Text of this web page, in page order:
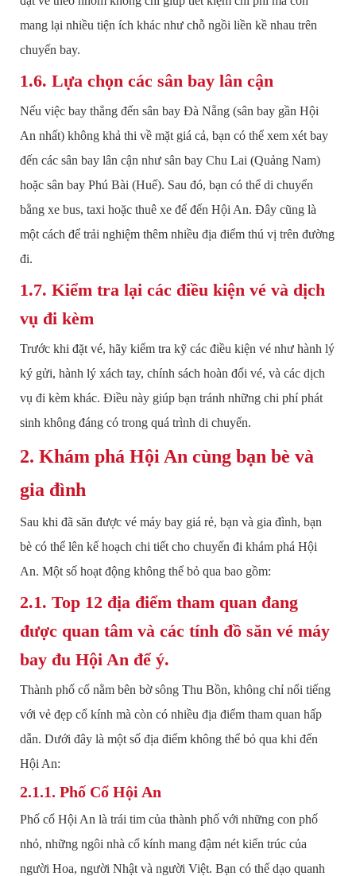
mang lại nhiều tiện ích khác như chỗ ngồi liền kề nhau trên
chuyến bay.
1.6. Lựa chọn các sân bay lân cận
Nếu việc bay thẳng đến sân bay Đà Nẵng (sân bay gần Hội
An nhất) không khả thi về mặt giá cả, bạn có thể xem xét bay
đến các sân bay lân cận như sân bay Chu Lai (Quảng Nam)
hoặc sân bay Phú Bài (Huế). Sau đó, bạn có thể di chuyển
bằng xe bus, taxi hoặc thuê xe để đến Hội An. Đây cũng là
một cách để trải nghiệm thêm nhiều địa điểm thú vị trên đường
đi.
1.7. Kiểm tra lại các điều kiện vé và dịch
vụ đi kèm
Trước khi đặt vé, hãy kiểm tra kỹ các điều kiện vé như hành lý
ký gửi, hành lý xách tay, chính sách hoàn đổi vé, và các dịch
vụ đi kèm khác. Điều này giúp bạn tránh những chi phí phát
sinh không đáng có trong quá trình di chuyển.
2. Khám phá Hội An cùng bạn bè và
gia đình
Sau khi đã săn được vé máy bay giá rẻ, bạn và gia đình, bạn
bè có thể lên kế hoạch chi tiết cho chuyến đi khám phá Hội
An. Một số hoạt động không thể bỏ qua bao gồm:
2.1. Top 12 địa điểm tham quan đang
được quan tâm và các tính đồ săn vé máy
bay đu Hội An để ý.
Thành phố cổ nằm bên bờ sông Thu Bồn, không chỉ nổi tiếng
với vẻ đẹp cổ kính mà còn có nhiều địa điểm tham quan hấp
dẫn. Dưới đây là một số địa điểm không thể bỏ qua khi đến
Hội An:
2.1.1. Phố Cổ Hội An
Phố cổ Hội An là trái tim của thành phố với những con phố
nhỏ, những ngôi nhà cổ kính mang đậm nét kiến trúc của
người Hoa, người Nhật và người Việt. Bạn có thể dạo quanh